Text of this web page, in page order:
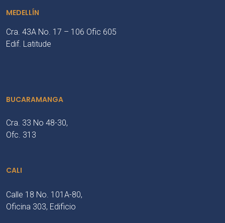
MEDELLÍN
Cra. 43A No. 17 – 106 Ofic 605
Edif. Latitude
BUCARAMANGA
Cra. 33 No 48-30,
Ofc. 313
CALI
Calle 18 No. 101A-80,
Oficina 303, Edificio